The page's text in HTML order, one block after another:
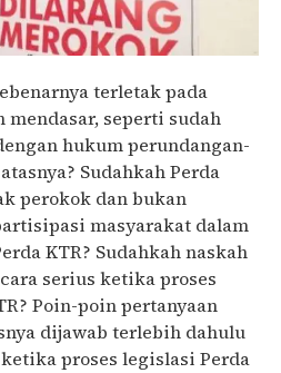
terletak pada
mendasar, seperti sudah
hukum perundangan-
Sudahkah Perda
perokok dan bukan
masyarakat dalam
KTR? Sudahkah naskah
serius ketika proses
Poin-poin pertanyaan
dijawab terlebih dahulu
proses legislasi Perda